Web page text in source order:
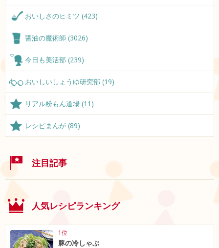
おいしさのヒミツ (423)
醤油の魔術師 (3026)
今日も美活部 (239)
おいしいしょうゆ研究部 (19)
リアル粉もん道場 (11)
レシピまんが (89)
注目記事
人気レシピランキング
1位
豚の冷しゃぶ